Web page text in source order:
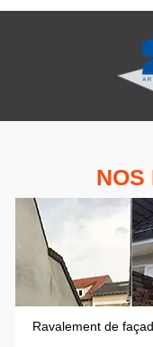
NOS
Ravalement de